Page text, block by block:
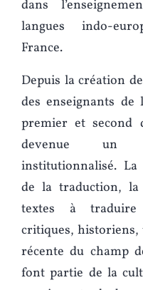
dans
langues indo-
France.
Depuis la création
des enseignants de
premier et second
devenue un
institutionnalisé. La
de la traduction, la
textes à traduire
critiques, historiens,
récente du champ
font partie de la